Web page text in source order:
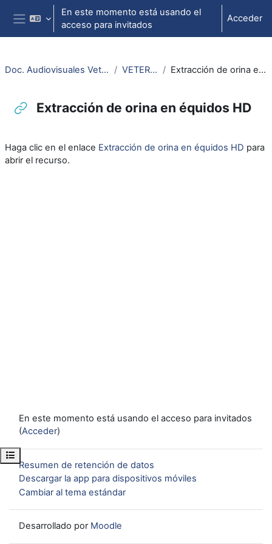
Salta al contenido principal
Panel lateral
En este momento está usando el
acceso para invitados
Acceder
Abrir índice del curso
Doc. Audiovisuales Veterinaria CCSS VETERINARIA Extracción de orina en équidos HD
Extracción de orina en équidos HD
Haga clic en el enlace Extracción de orina en équidos HD para
abrir el recurso.
En este momento está usando el acceso para invitados
(Acceder)
Resumen de retención de datos
Descargar la app para dispositivos móviles
Cambiar al tema estándar
Desarrollado por Moodle